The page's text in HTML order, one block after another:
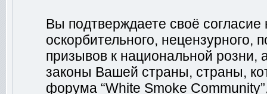
Вы подтверждаете своё
оскорбительного, нецензурного,
призывов к национальной
законы Вашей страны, страны,
форума “White Smoke